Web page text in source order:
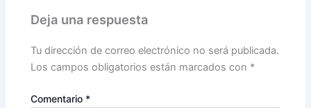
Deja una respuesta
Tu dirección de correo electrónico no será publicada.
Los campos obligatorios están marcados con *
Comentario *